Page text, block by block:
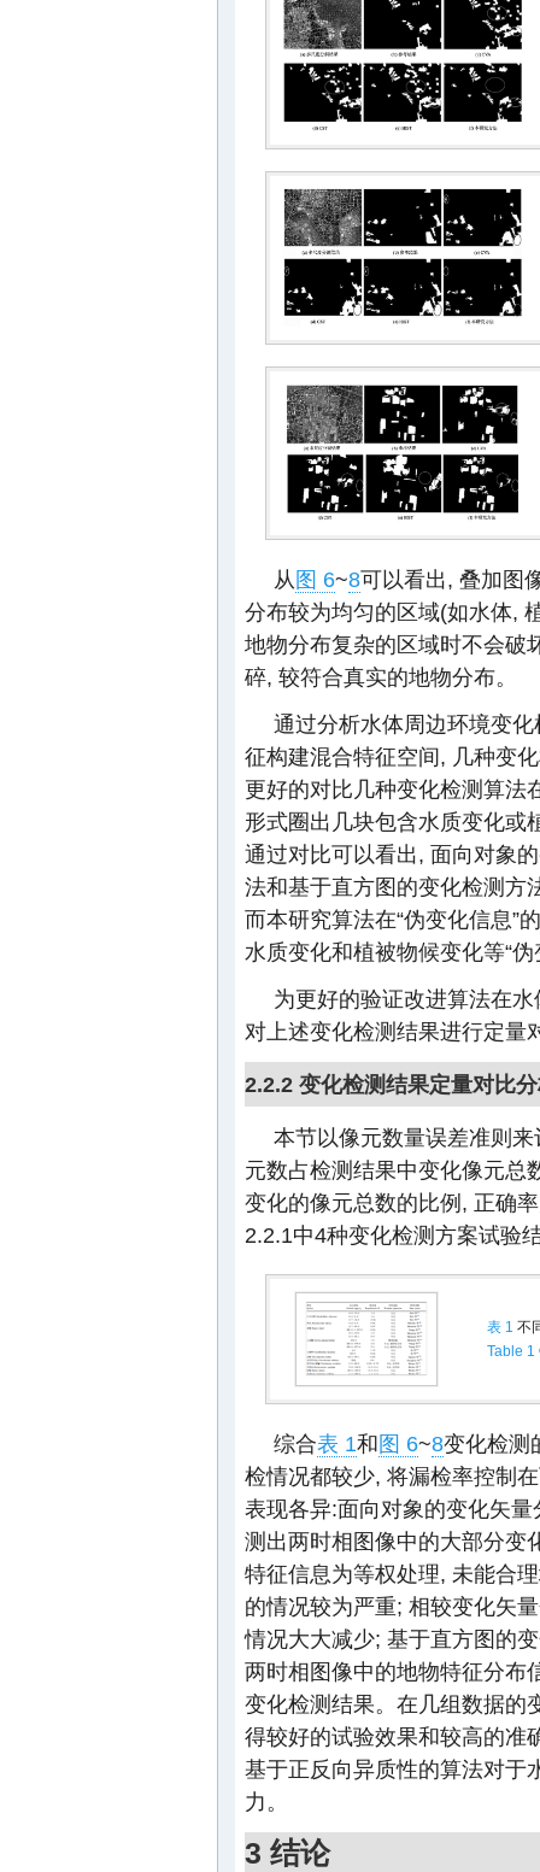
从图 6~8可以看出, 叠加图
分布较为均匀的区域(如水体,
地物分布复杂的区域时不会破
碎, 较符合真实的地物分布。
通过分析水体周边环境变
征构建混合特征空间, 几种变
更好的对比几种变化检测算法
形式圈出几块包含水质变化或
通过对比可以看出, 面向对象
法和基于直方图的变化检测方
而本研究算法在“伪变化信息”
水质变化和植被物候变化等“
为更好的验证改进算法在
对上述变化检测结果进行定量
2.2.2 变化检测结果定量对比
本节以像元数量误差准则
元数占检测结果中变化像元总
变化的像元总数的比例, 正确
2.2.1中4种变化检测方案试验
表 1 不
Table 1
综合表 1和图 6~8变化检测
检情况都较少, 将漏检率控制
表现各异:面向对象的变化矢
测出两时相图像中的大部分变
特征信息为等权处理, 未能合
的情况较为严重; 相较变化矢
情况大大减少; 基于直方图的
两时相图像中的地物特征分布
变化检测结果。在几组数据的
得较好的试验效果和较高的准
基于正反向异质性的算法对于
力。
3 结论